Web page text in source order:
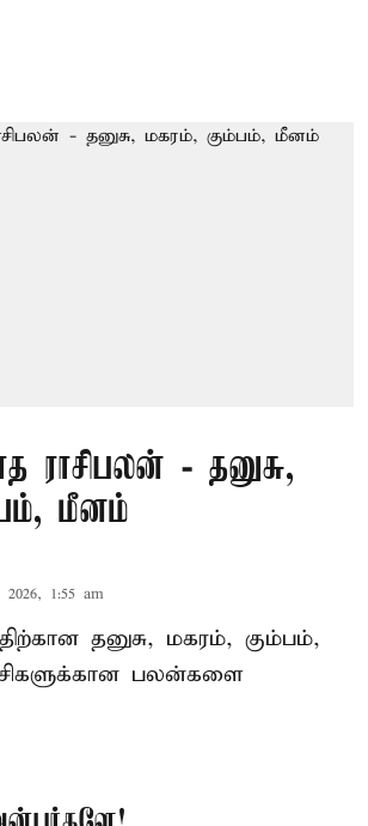
- தனுசு,
மீனம்
1:55 am
தனுசு, மகரம், கும்பம்,
பலன்களை